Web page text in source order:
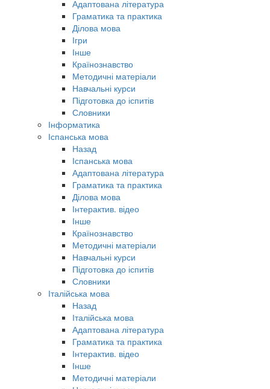
Адаптована література
Граматика та практика
Ділова мова
Ігри
Інше
Країнознавство
Методичні матеріали
Навчальні курси
Підготовка до іспитів
Словники
Інформатика
Іспанська мова
Назад
Іспанська мова
Адаптована література
Граматика та практика
Ділова мова
Інтерактив. відео
Інше
Країнознавство
Методичні матеріали
Навчальні курси
Підготовка до іспитів
Словники
Італійська мова
Назад
Італійська мова
Адаптована література
Граматика та практика
Інтерактив. відео
Інше
Методичні матеріали